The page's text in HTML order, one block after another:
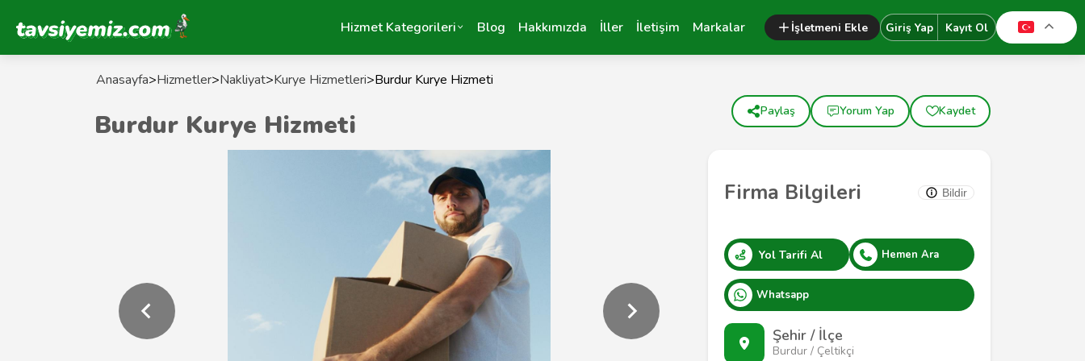
Tavsiyemiz Anasayfa Hizmet Kategorileri Blog Hakkımızda İller İletişim Markalar İşletmeni Ekle Giriş Yap Kayıt Ol
Anasayfa>Hizmetler>Nakliyat>Kurye Hizmetleri>Burdur Kurye Hizmeti
Firma Bilgileri Bildir
Yol Tarifi Al Hemen Ara
Whatsapp
Şehir / İlçe
Burdur / Çeltikçi
Burdur Kurye Hizmeti Paylaş Yorum Yap Kaydet